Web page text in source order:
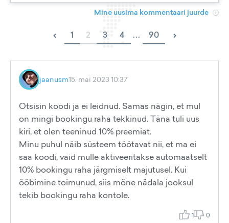
Mine uusima kommentaari juurde
‹ 1 2 3 4 ... 90 ›
jaanusm15. mai 2023 10:37
Otsisin koodi ja ei leidnud. Samas nägin, et mul
on mingi bookingu raha tekkinud. Täna tuli uus
kiri, et olen teeninud 10% preemiat.
Minu puhul näib süsteem töötavat nii, et ma ei
saa koodi, vaid mulle aktiveeritakse automaatselt
10% bookingu raha järgmiselt majutusel. Kui
ööbimine toimunud, siis mõne nädala jooksul
tekib bookingu raha kontole.
1 0